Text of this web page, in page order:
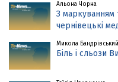
Альона Чорна
З маркуванням
чернівецькі
Микола Бандрівський
Біль і сльози